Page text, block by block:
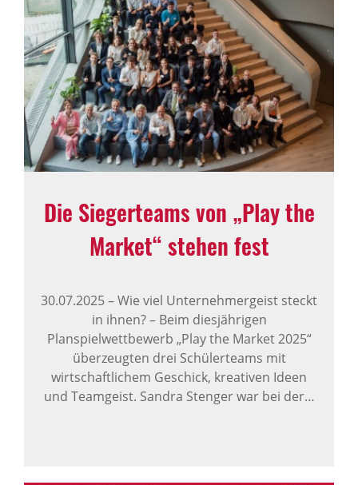
Die Sieger­teams von „Play the
Market“ stehen fest
30.07.2025–Wie viel Unternehmergeist steckt
in ihnen? – Beim diesjährigen
Planspielwettbewerb „Play the Market 2025“
überzeugten drei Schülerteams mit
wirtschaftlichem Geschick, kreativen Ideen
und Teamgeist. Sandra Stenger war bei der…